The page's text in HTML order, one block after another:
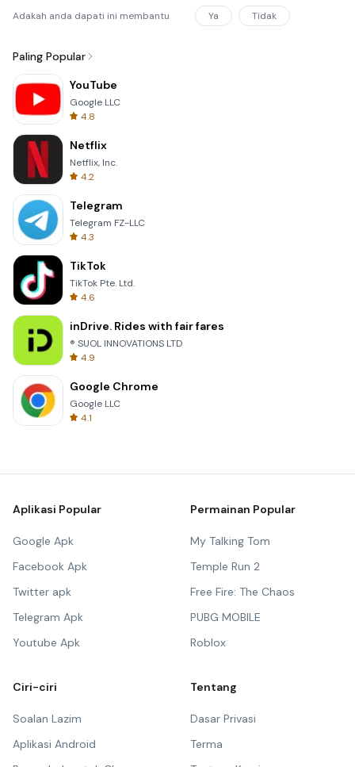
Adakah anda dapati ini membantu Ya Tidak
Paling Popular
YouTube
Google LLC
4.8
Netflix
Netflix, Inc.
4.2
Telegram
Telegram FZ-LLC
4.3
TikTok
TikTok Pte. Ltd.
4.6
inDrive. Rides with fair fares
® SUOL INNOVATIONS LTD
4.9
Google Chrome
Google LLC
4.1
Aplikasi Popular
Google Apk
Facebook Apk
Twitter apk
Telegram Apk
Youtube Apk
Permainan Popular
My Talking Tom
Temple Run 2
Free Fire: The Chaos
PUBG MOBILE
Roblox
Ciri-ciri
Soalan Lazim
Aplikasi Android
Tentang
Dasar Privasi
Terma